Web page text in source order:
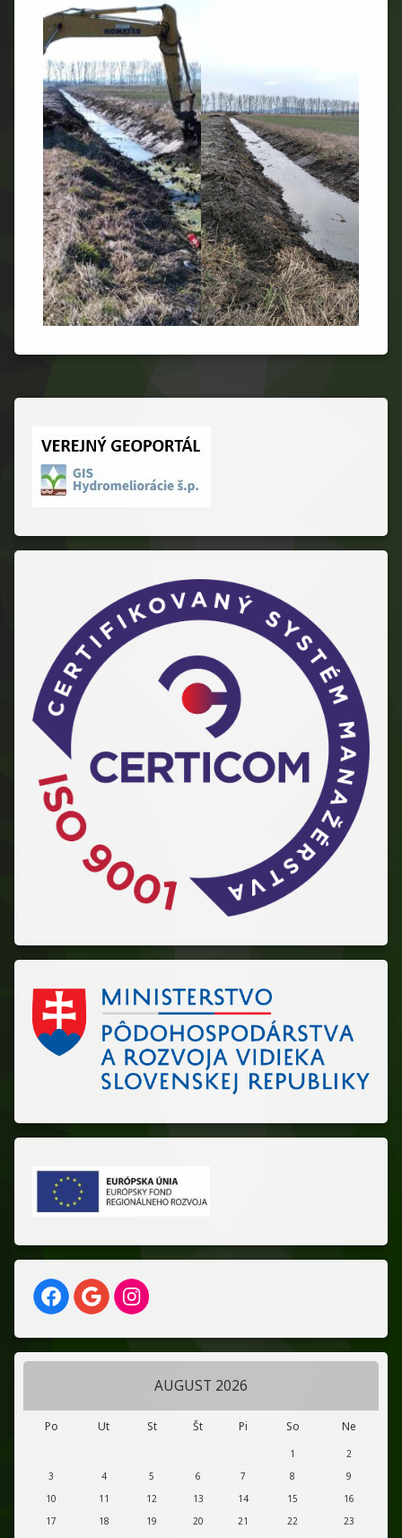
AUGUST 2026
Po Ut St Št Pi So Ne
1
2
3
4 5 6 7 8
9
10
11 12 13 14 15
16
17
18 19 20 21 22
23